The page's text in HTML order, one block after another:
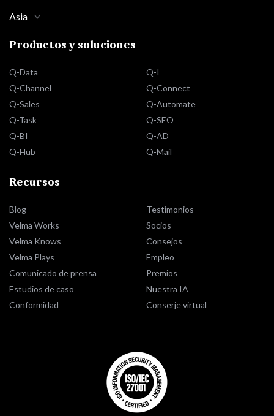
Asia
Productos y soluciones
Q-Data
Q-Channel
Q-Sales
Q-Task
Q-BI
Q-Hub
Q-I
Q-Connect
Q-Automate
Q-SEO
Q-AD
Q-Mail
Recursos
Blog
Velma Works
Velma Knows
Velma Plays
Comunicado de prensa
Estudios de caso
Conformidad
Testimonios
Socios
Consejos
Empleo
Premios
Nuestra IA
Conserje virtual